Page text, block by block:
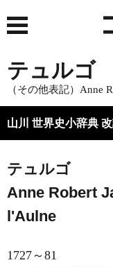
テュルゴ
（その他表記）Anne
山川 世界史小辞典
テュルゴ
Anne Robert
l'Aulne
1727～81